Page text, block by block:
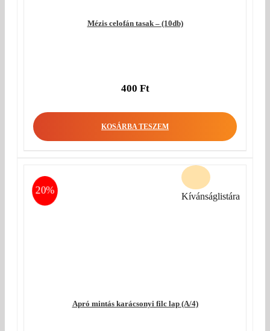
Mézis celofán tasak – (10db)
400 Ft
KOSÁRBA TESZEM
20%
Apró mintás karácsonyi filc lap (A/4)
Kívánságlistára